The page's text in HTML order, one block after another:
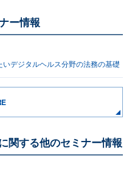
ー情報
いデジタルヘルス分野の法務の基礎
関する他のセミナー情報